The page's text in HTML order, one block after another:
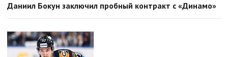
Даниил Бокун заключил пробный контракт с «Динамо»